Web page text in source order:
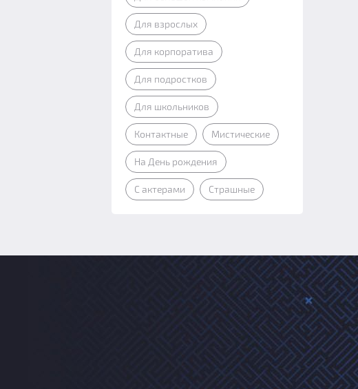
Для взрослых
Для корпоратива
Для подростков
Для школьников
Контактные Мистические
На День рождения
С актерами Страшные